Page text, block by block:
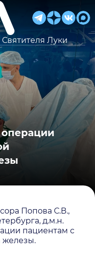
Луки
Попова С.В.,
д.м.н.
пациентам с
железы.